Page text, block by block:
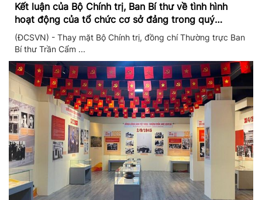
Kết luận của Bộ Chính trị, Ban Bí thư về tình hình
hoạt động của tổ chức cơ sở đảng trong quý
II/2026
(ĐCSVN) - Thay mặt Bộ Chính trị, đồng chí Thường trực Ban
Bí thư Trần Cẩm ...